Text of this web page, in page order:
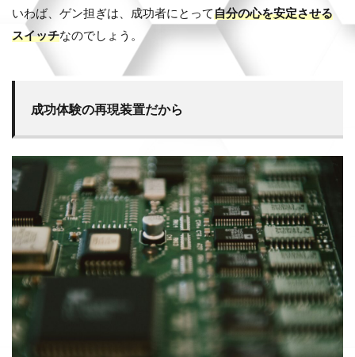
いわば、ゲン担ぎは、成功者にとって自分の心を安定させる
スイッチなのでしょう。
成功体験の再現装置だから